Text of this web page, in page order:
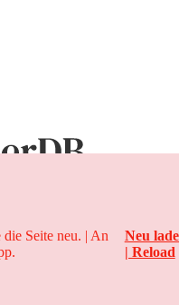
Seite neu. | An
Neu
| Reload